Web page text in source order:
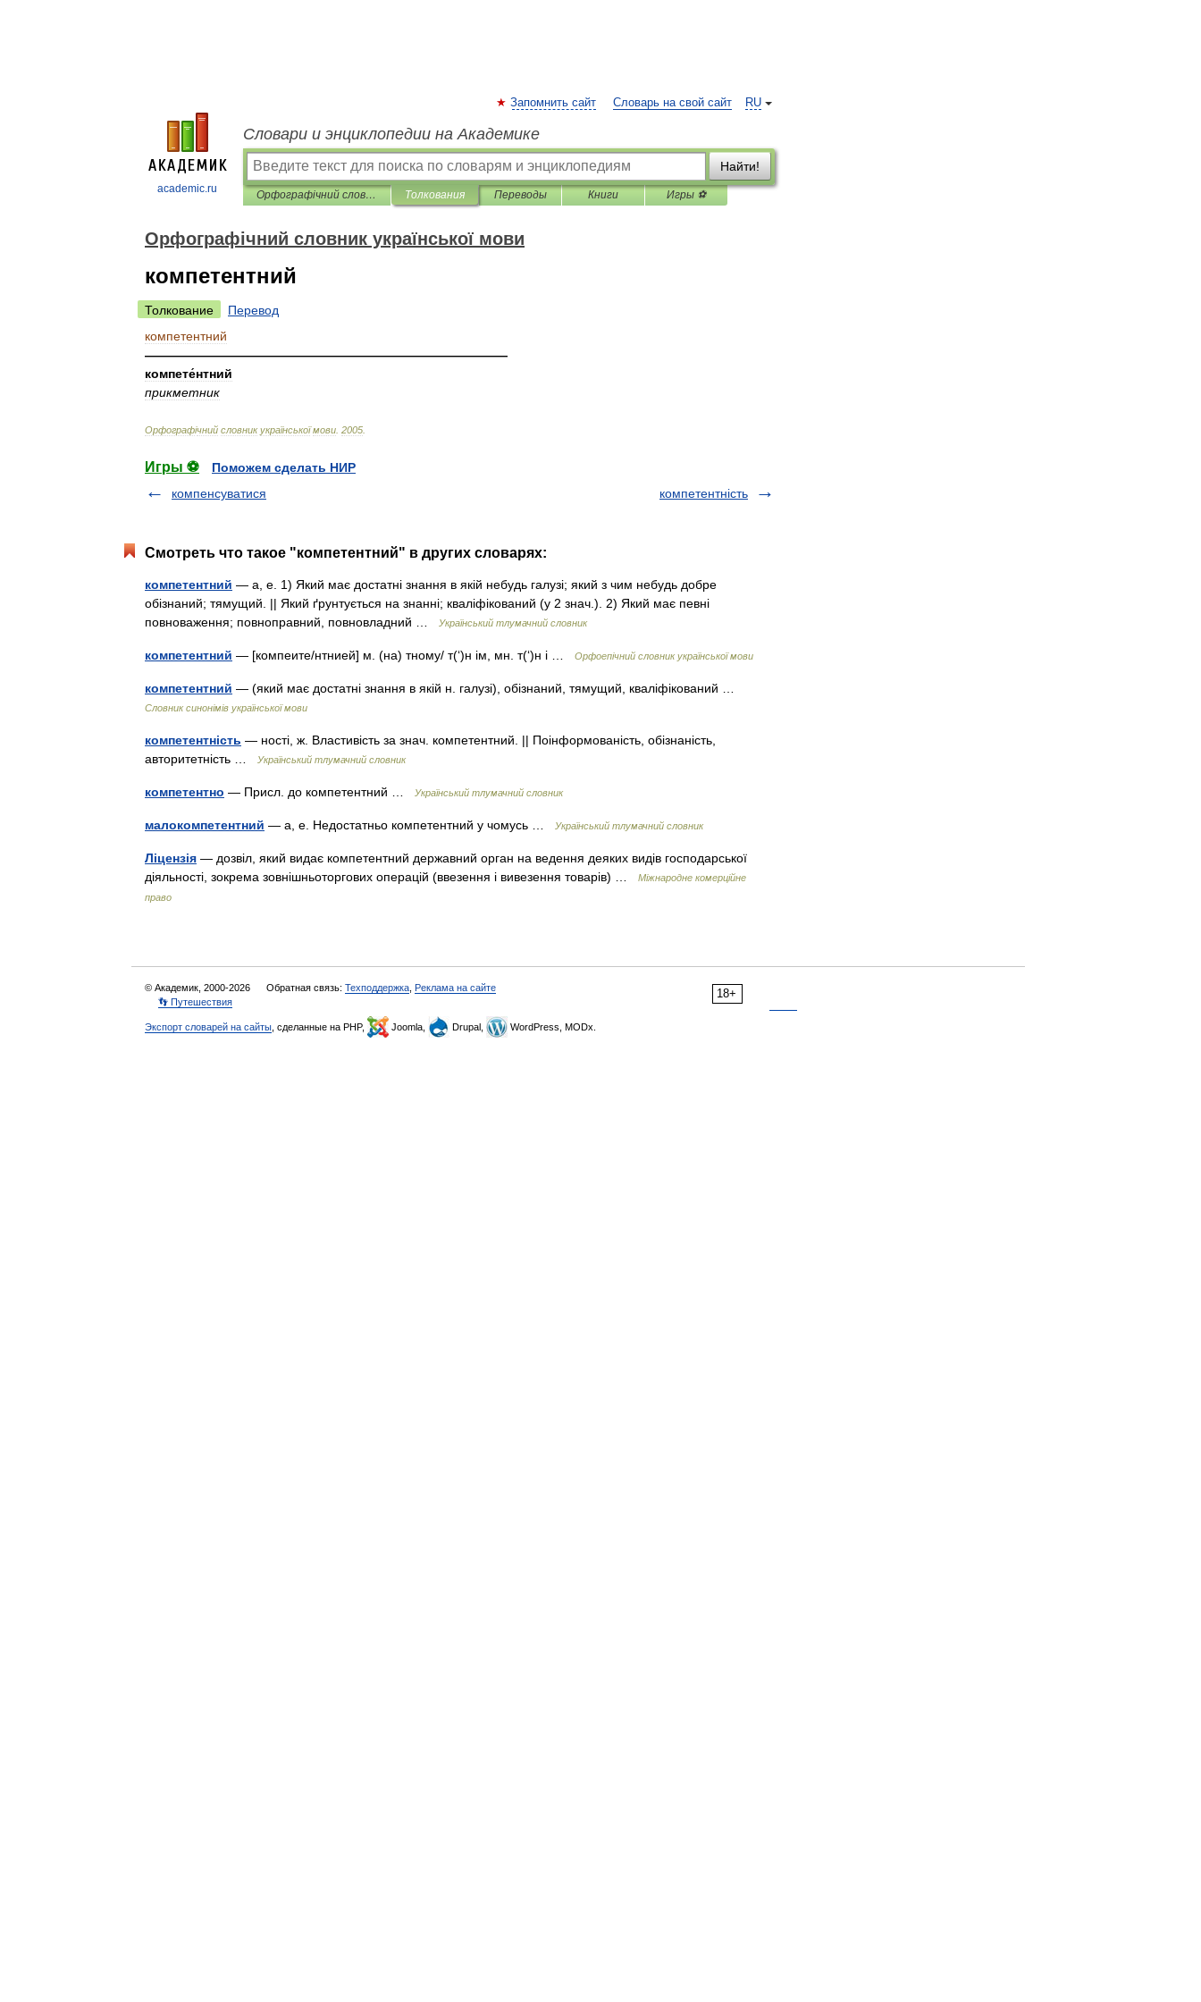
academic.ru
RU
Запомнить сайт Словарь на свой сайт
Словари и энциклопедии на Академике
Найти!
Орфографічний словник української мови Толкования Переводы Книги Игры ⚽
Орфографічний словник української мови
компетентний
Толкование
Перевод
компетентний
—————————————————————————————
компете́нтний
прикметник
Орфографічний словник української мови 2005
Игры ⚽
Поможем сделать НИР
компенсуватися
компетентність
Смотреть что такое "компетентний" в других словарях:
компетентний — а, е. 1) Який має достатні знання в якій небудь галузі; який з чим небудь добре
обізнаний; тямущий. || Який ґрунтується на знанні; кваліфікований (у 2 знач.). 2) Який має певні
повноваження; повноправний, повновладний …
Український тлумачний словник
компетентний — [компеите/нтнией] м. (на) тному/ т(‘)н ім, мн. т(‘)н і … Орфоепічний словник української мови
компетентний — (який має достатні знання в якій н. галузі), обізнаний, тямущий, кваліфікований …
Словник синонімів української мови
компетентність — ності, ж. Властивість за знач. компетентний. || Поінформованість, обізнаність,
авторитетність …
Український тлумачний словник
компетентно — Присл. до компетентний … Український тлумачний словник
малокомпетентний — а, е. Недостатньо компетентний у чомусь … Український тлумачний словник
Ліцензія — дозвіл, який видає компетентний державний орган на ведення деяких видів господарської
діяльності, зокрема зовнішньоторгових операцій (ввезення і вивезення товарів) …
Міжнародне комерційне
право
18+
© Академик, 2000-2026 Обратная связь: Техподдержка Реклама на сайте
👣 Путешествия
Экспорт словарей на сайты , сделанные на PHP, Joomla, Drupal, WordPress, MODx.